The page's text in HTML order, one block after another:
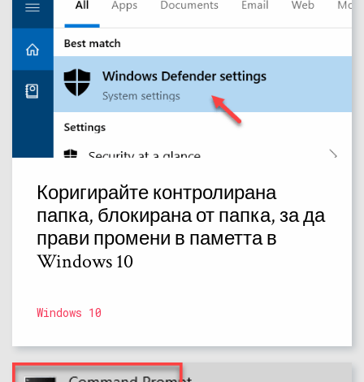
Коригирайте контролирана
папка, блокирана от папка, за да
прави промени в паметта в
Windows 10
Windows 10